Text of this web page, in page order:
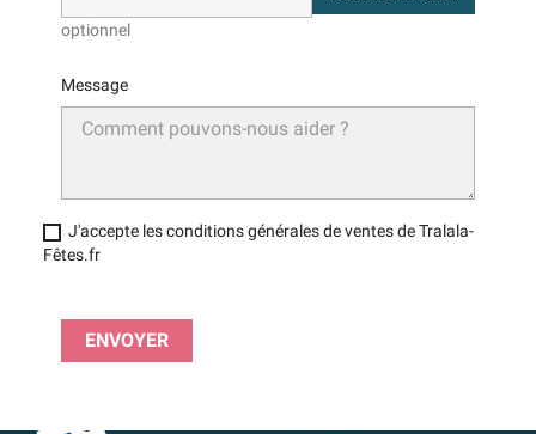
optionnel
Message
J'accepte les conditions générales de ventes de Tralala-
Fêtes.fr